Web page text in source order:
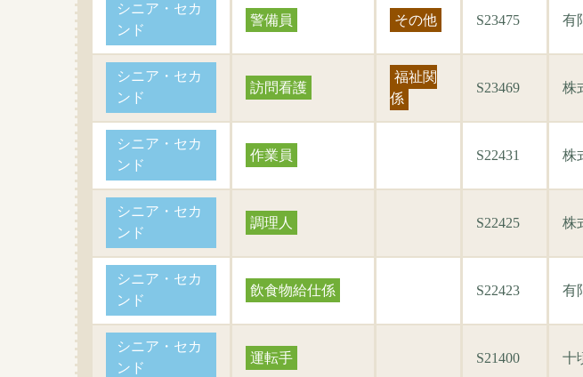
シニア・セカ
ンド
警備員 その他 S23475 有
シニア・セカ
ンド
訪問看護
福祉関
係
S23469 株
シニア・セカ
ンド
作業員 S22431 株
シニア・セカ
ンド
調理人 S22425 株
シニア・セカ
ンド
飲食物給仕係 S22423 有
シニア・セカ
ンド
運転手 S21400 十